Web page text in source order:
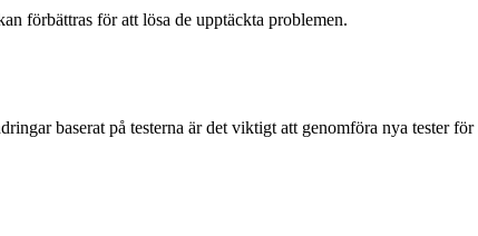
förbättras för att lösa de upptäckta problemen.
baserat på testerna är det viktigt att genomföra nya tester